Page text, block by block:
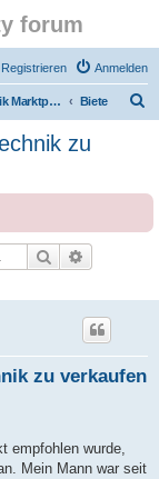
forum
Anmelden
Registrieren
fischertechnik Marktplatz/Marketplace Biete
zu
Suche
zu verkaufen
empfohlen wurde,
Mein Mann war seit